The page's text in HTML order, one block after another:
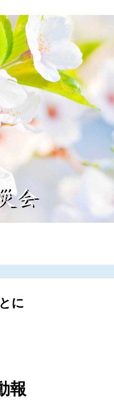
に
報